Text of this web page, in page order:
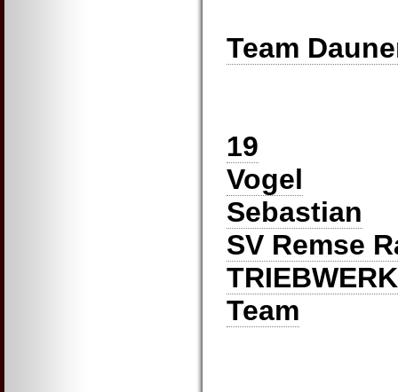
Team
19
Vogel
Sebastian
SV Remse
Team